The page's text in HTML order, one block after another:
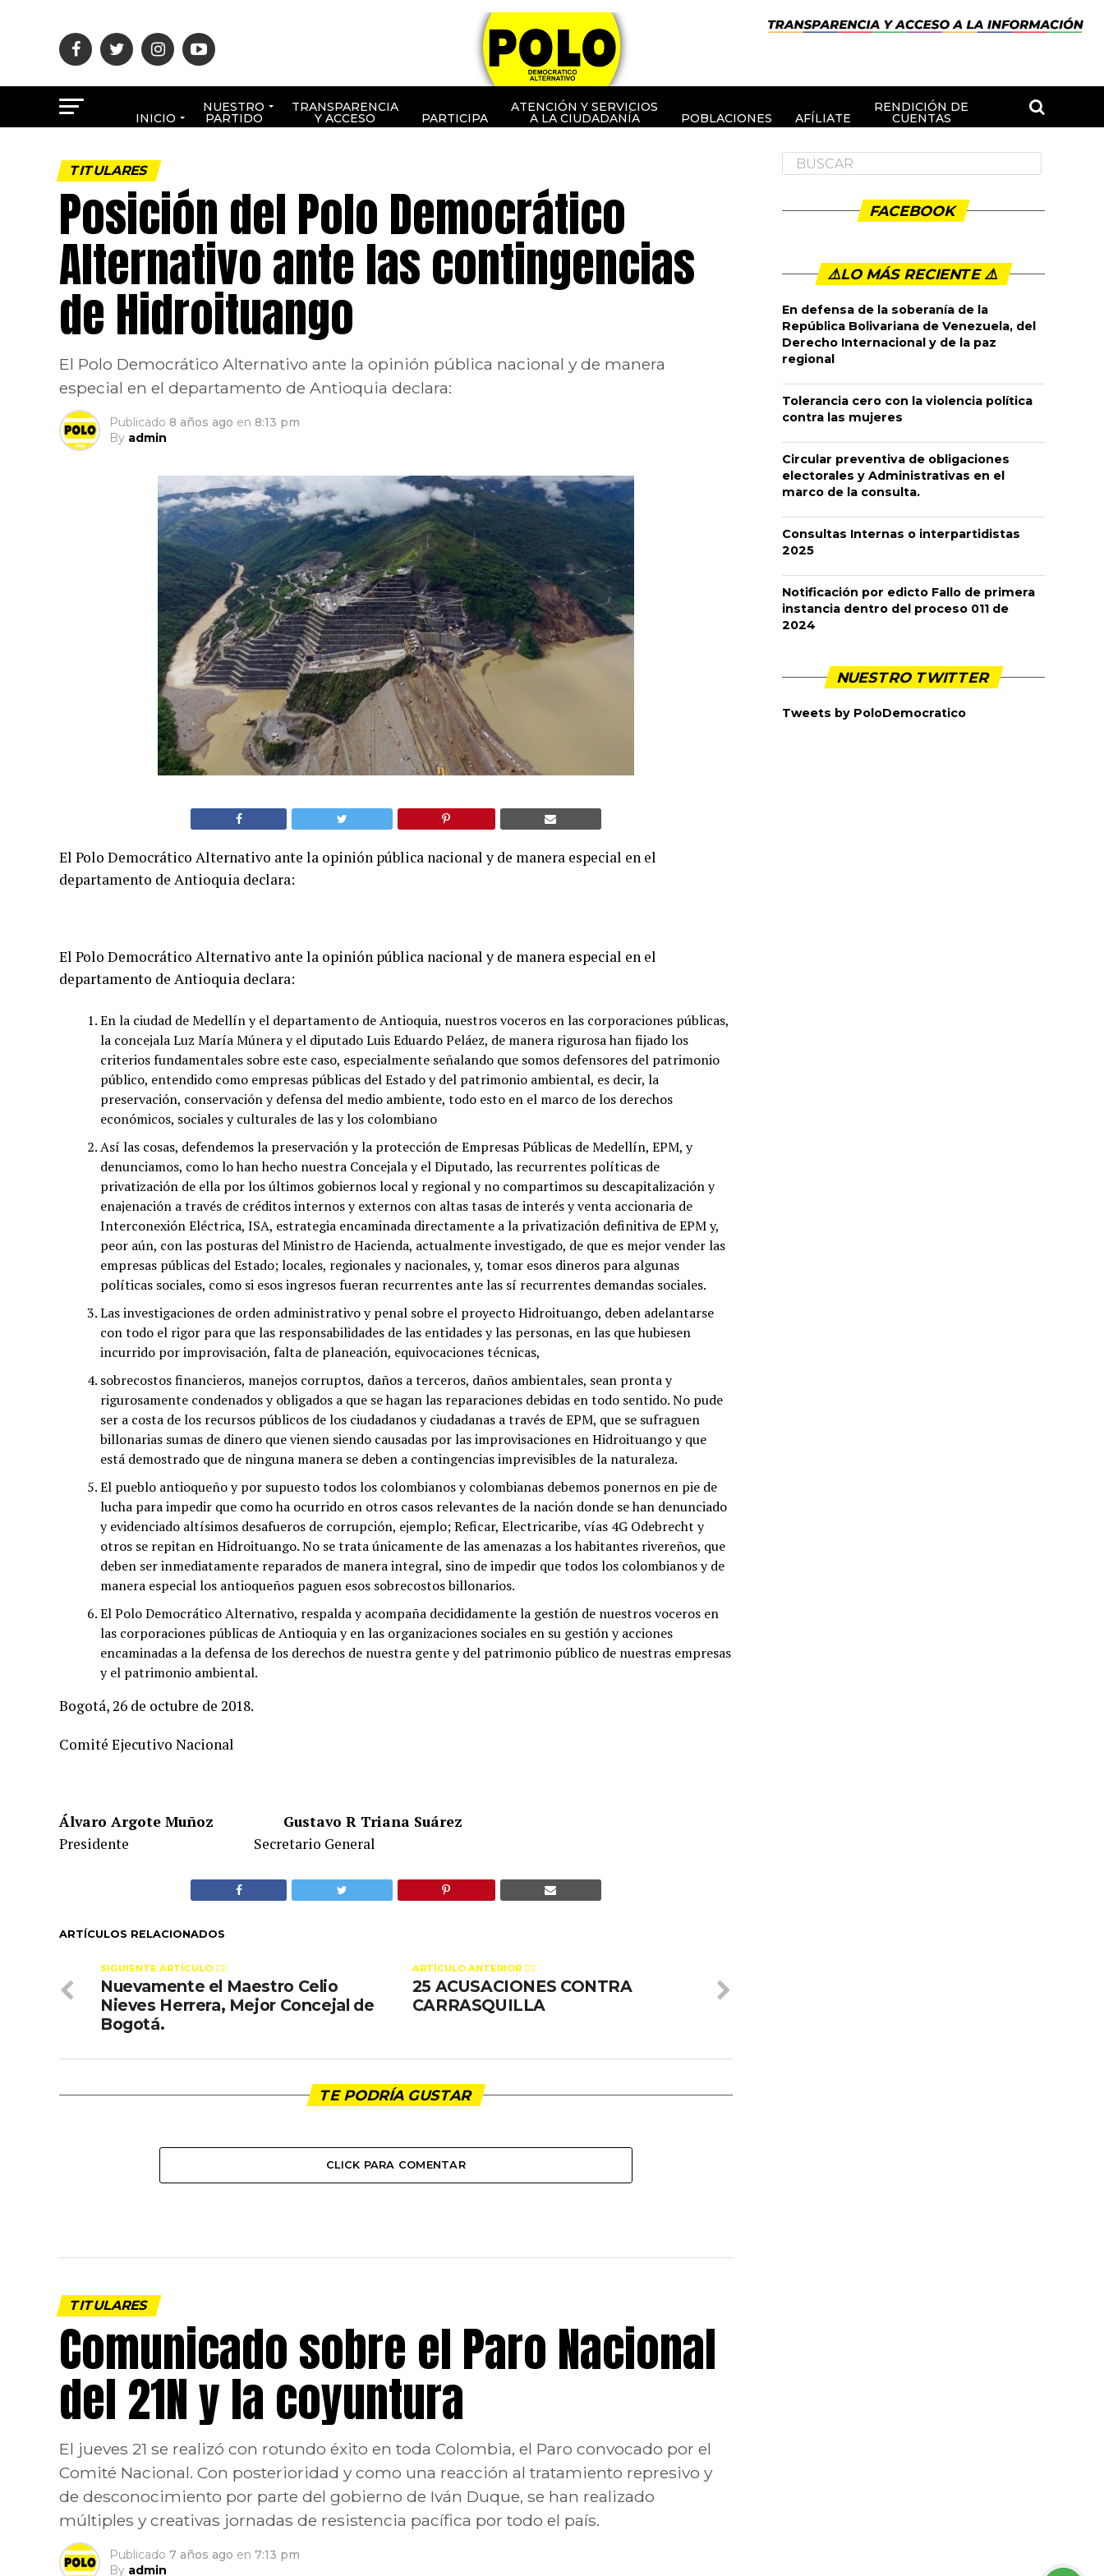
INICIO
NUESTRO
PARTIDO
TRANSPARENCIA
Y ACCESO PARTICIPA
ATENCIÓN Y SERVICIOS
A LA CIUDADANÍA POBLACIONES AFÍLIATE
RENDICIÓN DE
CUENTAS
TITULARES
Posición del Polo Democrático
Alternativo ante las contingencias
de Hidroituango
El Polo Democrático Alternativo ante la opinión pública nacional y de manera
especial en el departamento de Antioquia declara:
Publicado 8 años ago en 8:13 pm
By admin
El Polo Democrático Alternativo ante la opinión pública nacional y de manera especial en el
departamento de Antioquia declara:
El Polo Democrático Alternativo ante la opinión pública nacional y de manera especial en el
departamento de Antioquia declara:
En la ciudad de Medellín y el departamento de Antioquia, nuestros voceros en las corporaciones públicas,
la concejala Luz María Múnera y el diputado Luis Eduardo Peláez, de manera rigurosa han fijado los
criterios fundamentales sobre este caso, especialmente señalando que somos defensores del patrimonio
público, entendido como empresas públicas del Estado y del patrimonio ambiental, es decir, la
preservación, conservación y defensa del medio ambiente, todo esto en el marco de los derechos
económicos, sociales y culturales de las y los colombiano
Así las cosas, defendemos la preservación y la protección de Empresas Públicas de Medellín, EPM, y
denunciamos, como lo han hecho nuestra Concejala y el Diputado, las recurrentes políticas de
privatización de ella por los últimos gobiernos local y regional y no compartimos su descapitalización y
enajenación a través de créditos internos y externos con altas tasas de interés y venta accionaria de
Interconexión Eléctrica, ISA, estrategia encaminada directamente a la privatización definitiva de EPM y,
peor aún, con las posturas del Ministro de Hacienda, actualmente investigado, de que es mejor vender las
empresas públicas del Estado; locales, regionales y nacionales, y, tomar esos dineros para algunas
políticas sociales, como si esos ingresos fueran recurrentes ante las sí recurrentes demandas sociales.
Las investigaciones de orden administrativo y penal sobre el proyecto Hidroituango, deben adelantarse
con todo el rigor para que las responsabilidades de las entidades y las personas, en las que hubiesen
incurrido por improvisación, falta de planeación, equivocaciones técnicas,
sobrecostos financieros, manejos corruptos, daños a terceros, daños ambientales, sean pronta y
rigurosamente condenados y obligados a que se hagan las reparaciones debidas en todo sentido. No pude
ser a costa de los recursos públicos de los ciudadanos y ciudadanas a través de EPM, que se sufraguen
billonarias sumas de dinero que vienen siendo causadas por las improvisaciones en Hidroituango y que
está demostrado que de ninguna manera se deben a contingencias imprevisibles de la naturaleza.
El pueblo antioqueño y por supuesto todos los colombianos y colombianas debemos ponernos en pie de
lucha para impedir que como ha ocurrido en otros casos relevantes de la nación donde se han denunciado
y evidenciado altísimos desafueros de corrupción, ejemplo; Reficar, Electricaribe, vías 4G Odebrecht y
otros se repitan en Hidroituango. No se trata únicamente de las amenazas a los habitantes rivereños, que
deben ser inmediatamente reparados de manera integral, sino de impedir que todos los colombianos y de
manera especial los antioqueños paguen esos sobrecostos billonarios.
El Polo Democrático Alternativo, respalda y acompaña decididamente la gestión de nuestros voceros en
las corporaciones públicas de Antioquia y en las organizaciones sociales en su gestión y acciones
encaminadas a la defensa de los derechos de nuestra gente y del patrimonio público de nuestras empresas
y el patrimonio ambiental.
Bogotá, 26 de octubre de 2018.
Comité Ejecutivo Nacional
Álvaro Argote Muñoz Gustavo R Triana Suárez
Presidente Secretario General
ARTÍCULOS RELACIONADOS
ARTÍCULO ANTERIOR 👉🏻
25 ACUSACIONES CONTRA
CARRASQUILLA
SIGUIENTE ARTÍCULO 👈🏻
Nuevamente el Maestro Celio
Nieves Herrera, Mejor Concejal de
Bogotá.
TE PODRÍA GUSTAR
CLICK PARA COMENTAR
TITULARES
Comunicado sobre el Paro Nacional
del 21N y la coyuntura
El jueves 21 se realizó con rotundo éxito en toda Colombia, el Paro convocado por el
Comité Nacional. Con posterioridad y como una reacción al tratamiento represivo y
de desconocimiento por parte del gobierno de Iván Duque, se han realizado
múltiples y creativas jornadas de resistencia pacífica por todo el país.
Publicado 7 años ago en 7:13 pm
By admin
FACEBOOK
⚠️LO MÁS RECIENTE ⚠️️
En defensa de la soberanía de la
República Bolivariana de Venezuela, del
Derecho Internacional y de la paz
regional
Tolerancia cero con la violencia política
contra las mujeres
Circular preventiva de obligaciones
electorales y Administrativas en el
marco de la consulta.
Consultas Internas o interpartidistas
2025
Notificación por edicto Fallo de primera
instancia dentro del proceso 011 de
2024
NUESTRO TWITTER
Tweets by PoloDemocratico